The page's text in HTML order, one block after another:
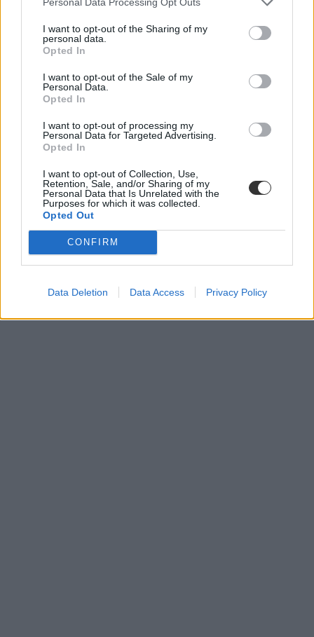
I want to opt-out of the Sharing of my
personal data.
Opted In
I want to opt-out of the Sale of my
Personal Data.
Opted In
I want to opt-out of processing my
Personal Data for Targeted Advertising.
Opted In
I want to opt-out of Collection, Use,
Retention, Sale, and/or Sharing of my
Personal Data that Is Unrelated with the
Purposes for which it was collected.
Opted Out
CONFIRM
Data Deletion Data Access Privacy Policy
Pázmány Péter Katolikus Egyetem
eljárás
szivárvány